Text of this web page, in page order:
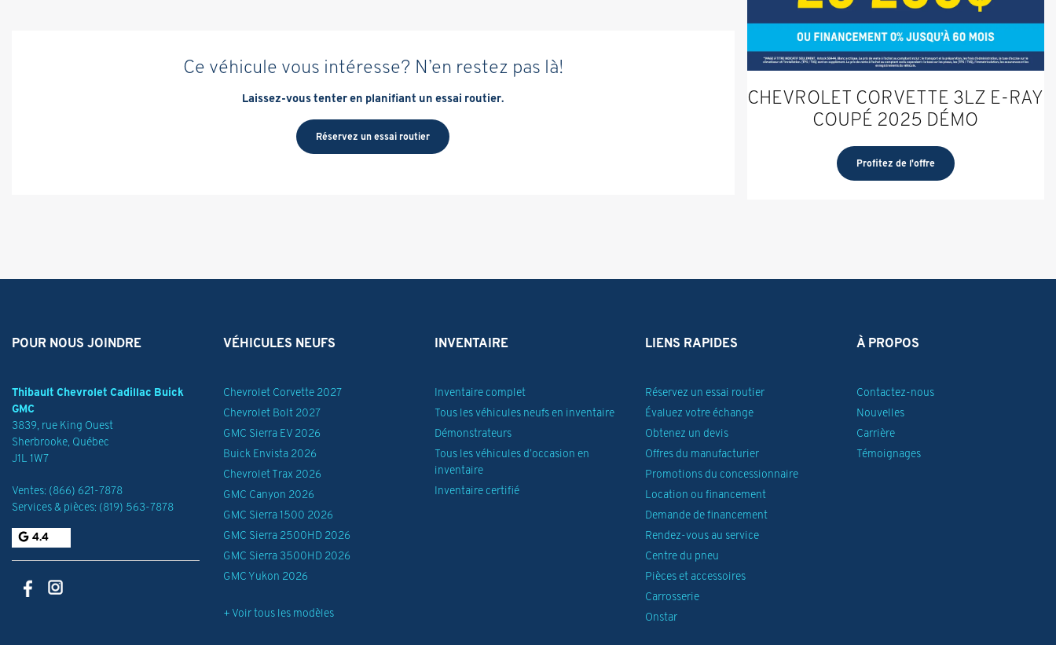
Ce véhicule vous intéresse? N’en restez pas là!
Laissez-vous tenter en planifiant un essai routier.
Réservez un essai routier
CHEVROLET CORVETTE 3LZ E-RAY
COUPÉ 2025 DÉMO
Profitez de l'offre
POUR NOUS JOINDRE
Thibault Chevrolet Cadillac Buick
GMC
3839, rue King Ouest
Sherbrooke Québec
J1L 1W7
Ventes: (866) 621-7878
Services & pièces: (819) 563-7878
4.4
VÉHICULES NEUFS
Chevrolet Corvette 2027
Chevrolet Bolt 2027
GMC Sierra EV 2026
Buick Envista 2026
Chevrolet Trax 2026
GMC Canyon 2026
GMC Sierra 1500 2026
GMC Sierra 2500HD 2026
GMC Sierra 3500HD 2026
GMC Yukon 2026
+ Voir tous les modèles
INVENTAIRE
Inventaire complet
Tous les véhicules neufs en inventaire
Démonstrateurs
Tous les véhicules d’occasion en
inventaire
Inventaire certifié
LIENS RAPIDES
Réservez un essai routier
Évaluez votre échange
Obtenez un devis
Offres du manufacturier
Promotions du concessionnaire
Location ou financement
Demande de financement
Rendez-vous au service
Centre du pneu
Pièces et accessoires
Carrosserie
Onstar
À PROPOS
Contactez-nous
Nouvelles
Carrière
Témoignages